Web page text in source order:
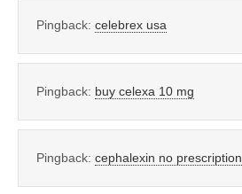
Pingback: celebrex usa
Pingback: buy celexa 10 mg
Pingback: cephalexin no prescription